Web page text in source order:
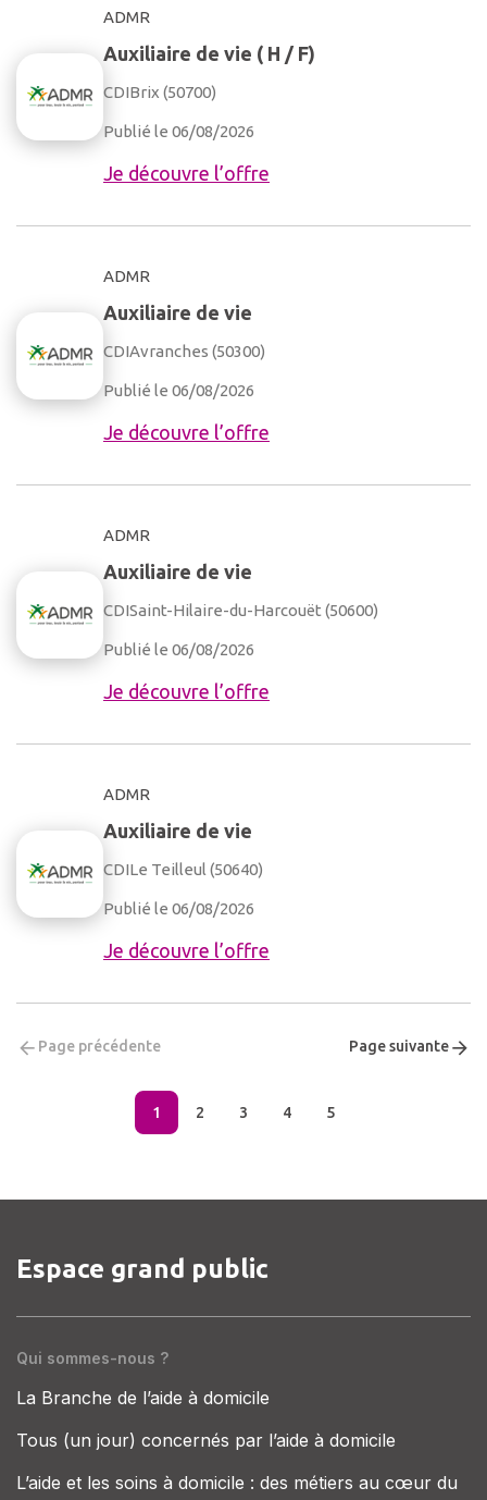
ADMR
Auxiliaire de vie ( H / F)
CDIBrix (50700)
Publié le 06/08/2026
Je découvre l’offre
ADMR
Auxiliaire de vie
CDIAvranches (50300)
Publié le 06/08/2026
Je découvre l’offre
ADMR
Auxiliaire de vie
CDISaint-Hilaire-du-Harcouët (50600)
Publié le 06/08/2026
Je découvre l’offre
ADMR
Auxiliaire de vie
CDILe Teilleul (50640)
Publié le 06/08/2026
Je découvre l’offre
Page précédente
1 2 3 4 5
Page suivante
Espace grand public
Qui sommes-nous ?
La Branche de l’aide à domicile
Tous (un jour) concernés par l’aide à domicile
L’aide et les soins à domicile : des métiers au cœur du